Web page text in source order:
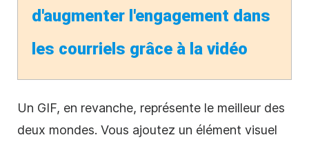
d'augmenter l'engagement dans
les courriels grâce à la vidéo
Un GIF, en revanche, représente le meilleur des
deux mondes. Vous ajoutez un élément visuel